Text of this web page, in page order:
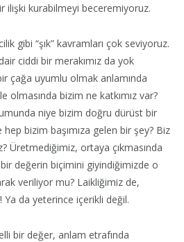
ilişki kurabilmeyi beceremiyoruz.
gibi “şık” kavramları çok seviyoruz.
ciddi bir merakımız da yok
çağa uyumlu olmak anlamında
olmasında bizim ne katkımız var?
niye bizim doğru dürüst bir
hep bizim başımıza gelen bir şey? Biz
Üretmediğimiz, ortaya çıkmasında
değerin biçimini giyindiğimizde o
veriliyor mu? Laikliğimiz de,
Ya da yeterince içerikli değil.
bir değer, anlam etrafında